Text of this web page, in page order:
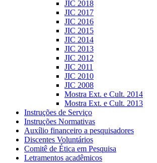
JIC 2018
JIC 2017
JIC 2016
JIC 2015
JIC 2014
JIC 2013
JIC 2012
JIC 2011
JIC 2010
JIC 2008
Mostra Ext. e Cult. 2014
Mostra Ext. e Cult. 2013
Instruções de Serviço
Instruções Normativas
Auxílio financeiro a pesquisadores
Discentes Voluntários
Comitê de Ética em Pesquisa
Letramentos acadêmicos